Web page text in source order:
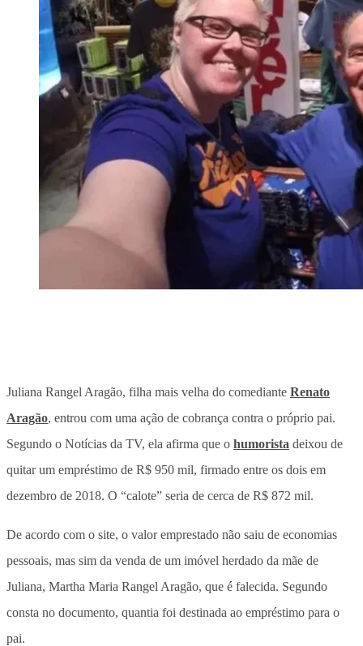
Juliana Rangel Aragão, filha mais velha do comediante Renato
Aragão, entrou com uma ação de cobrança contra o próprio pai.
Segundo o Notícias da TV, ela afirma que o humorista deixou de
quitar um empréstimo de R$ 950 mil, firmado entre os dois em
dezembro de 2018. O “calote” seria de cerca de R$ 872 mil.
De acordo com o site, o valor emprestado não saiu de economias
pessoais, mas sim da venda de um imóvel herdado da mãe de
Juliana, Martha Maria Rangel Aragão, que é falecida. Segundo
consta no documento, quantia foi destinada ao empréstimo para o
pai.